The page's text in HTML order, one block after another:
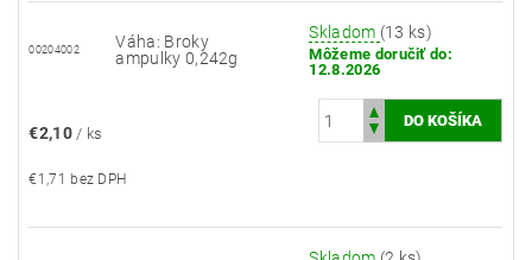
00204002
Váha: Broky
ampulky 0,242g
Skladom (13 ks)
Môžeme doručiť do:
12.8.2026
€2,10 / ks
€1,71 bez DPH